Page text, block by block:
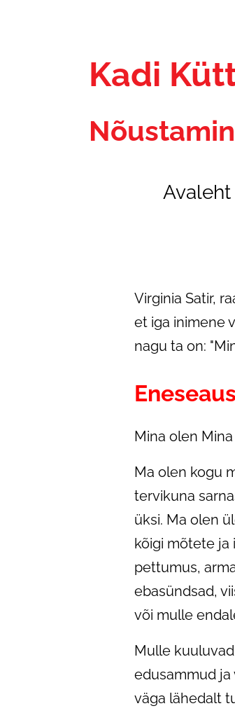
Kadi
Avaleht
Virginia Satir,
et iga inimene
nagu ta on:
Mina olen Mina
Ma olen kogu
tervikuna
üksi. Ma olen
kõigi mõtete ja
pettumus,
ebasündsad,
või mulle
Mulle
edusammud ja
väga lähedalt